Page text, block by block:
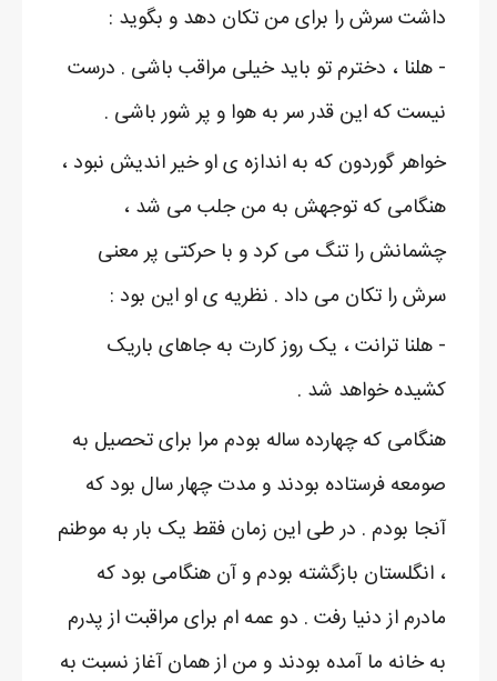
داشت سرش را برای من تکان دهد و بگوید :
- هلنا ، دخترم تو باید خیلی مراقب باشی . درست
نیست که این قدر سر به هوا و پر شور باشی .
خواهر گوردون که به اندازه ی او خیر اندیش نبود ،
هنگامی که توجهش به من جلب می شد ،
چشمانش را تنگ می کرد و با حرکتی پر معنی
سرش را تکان می داد . نظریه ی او این بود :
- هلنا ترانت ، یک روز کارت به جاهای باریک
کشیده خواهد شد .
هنگامی که چهارده ساله بودم مرا برای تحصیل به
صومعه فرستاده بودند و مدت چهار سال بود که
آنجا بودم . در طی این زمان فقط یک بار به موطنم
، انگلستان بازگشته بودم و آن هنگامی بود که
مادرم از دنیا رفت . دو عمه ام برای مراقبت از پدرم
به خانه ما آمده بودند و من از همان آغاز نسبت به